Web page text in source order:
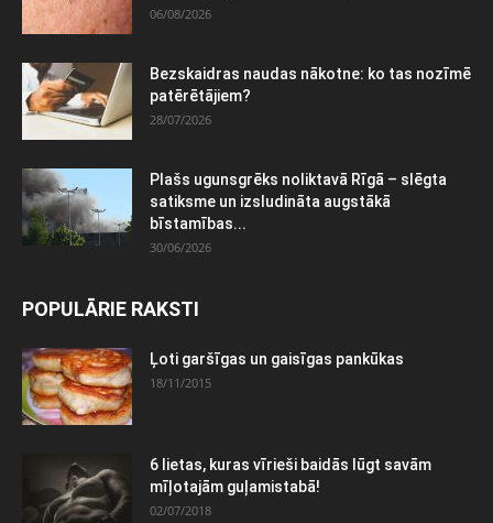
06/08/2026
Bezskaidras naudas nākotne: ko tas nozīmē
patērētājiem?
28/07/2026
Plašs ugunsgrēks noliktavā Rīgā – slēgta
satiksme un izsludināta augstākā
bīstamības...
30/06/2026
POPULĀRIE RAKSTI
Ļoti garšīgas un gaisīgas pankūkas
18/11/2015
6 lietas, kuras vīrieši baidās lūgt savām
mīļotajām guļamistabā!
02/07/2018